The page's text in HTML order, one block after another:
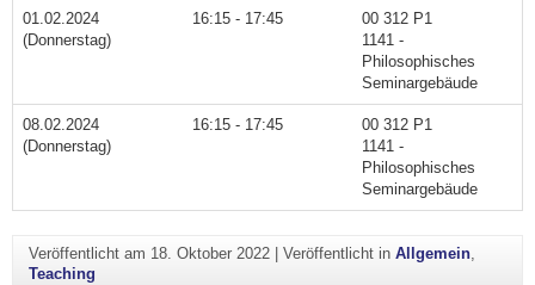
01.02.2024
(Donnerstag)
16:15 - 17:45
00 312 P1
1141 -
Philosophisches
Seminargebäude
08.02.2024
(Donnerstag)
16:15 - 17:45
00 312 P1
1141 -
Philosophisches
Seminargebäude
Veröffentlicht am 18. Oktober 2022| Veröffentlicht in Allgemein,
Teaching